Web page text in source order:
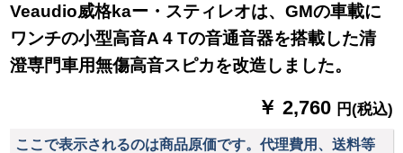
Veaudio威格kaー・スティレオは、GMの車載に
ワンチの小型高音A 4 Tの音通音器を搭載した清
澄専門車用無傷高音スピカを改造しました。
￥ 2,760 円(税込)
ここで表示されるのは商品原価です。代理費用、送料等